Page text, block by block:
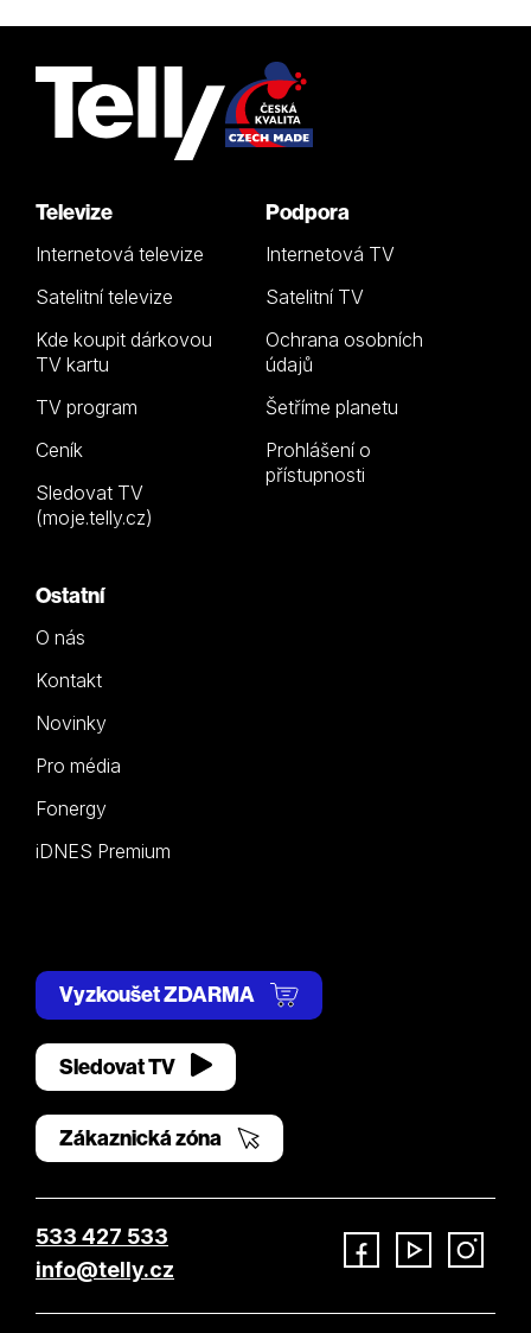
Televize
Internetová televize
Satelitní televize
Kde koupit dárkovou
TV kartu
TV program
Ceník
Sledovat TV
(moje.telly.cz)
Podpora
Internetová TV
Satelitní TV
Ochrana osobních
údajů
Šetříme planetu
Prohlášení o
přístupnosti
Ostatní
O nás
Kontakt
Novinky
Pro média
Fonergy
iDNES Premium
Vyzkoušet ZDARMA
Sledovat TV
Zákaznická zóna
533 427 533
info@telly.cz